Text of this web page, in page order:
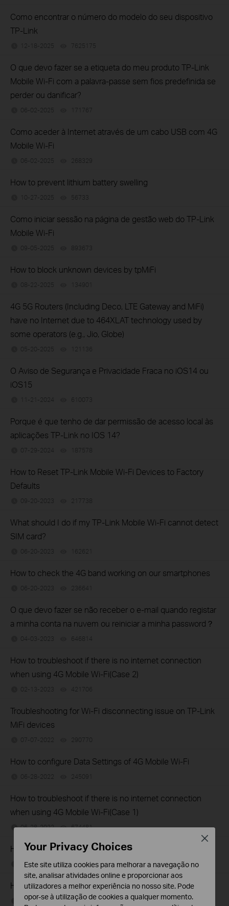
Como encontrar o número do modelo do seu dispositivo
TP-Link
12-18-2025 7625175
O que devo fazer se a etiqueta do meu produto TP-Link
Mobile Wi-Fi com a palavra-passe sem fios predefinida se
perder ou danificar?
06-02-2025 171767
Como aceder à Internet através de um cabo USB com 4G
Mobile Wi-Fi
06-02-2025 268329
How to prevent lithium battery swelling
10-27-2025 56733
Como iniciar sessão na página de gestão web do TP-Link
Mobile Wi-Fi
09-05-2025 893673
How to block unknown devices by tpMiFi
08-22-2025 134901
4G 5G Routers (Including Deco, LTE Gateway and MiFi)
have no Internet due to 464XLAT technology used by
some operators (e.g., Jio, Globe)
05-20-2025 121136
O Aviso de Segurança e Privacidade Fraca no iOS14 ou
iOS15
11-21-2024 610073
Porque é que tenho de dar permissão de acesso local às
aplicações TP-Link no IOS 14?
07-29-2024 187578
How to Reset TP-Link Mobile Wi-Fi Devices to Factory
Defaults
09-20-2023 217738
What should I do if my TP-Link Mobile Wi-Fi cannot detect
SIM card?
06-20-2023 162621
How to check the 4G band working on our smartphones
06-20-2023 236641
O que devo fazer se não receber o e-mail quando registar
a minha conta na nuvem ou reiniciar a minha password？
04-03-2023 646814
How to troubleshoot if there is no internet connection
when using 4G Mobile Wi-Fi(Case 2)
02-13-2023 421706
Troubleshooting for Wi-Fi disconnecting issue on TP-Link
MiFi devices
07-07-2022 290770
How to configure Data Settings of 4G Mobile Wi-Fi
06-28-2022 245091
How to troubleshoot if there is no internet connection
when using 4G Mobile Wi-Fi(Case 1)
06-28-2022 674481views
How to send SMS by tpMiFi
06-28-2022 174281views
How to set data usage limit by tpMiFi
06-28-2022 142035views
Your Privacy Choices
Este site utiliza cookies para melhorar a navegação no
site, analisar atividades online e proporcionar aos
utilizadores a melhor experiência no nosso site. Pode
opor-se à utilização de cookies a qualquer momento.
Close